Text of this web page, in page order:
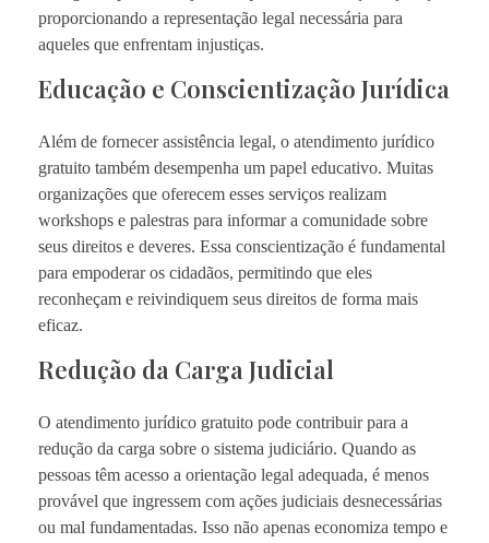
proporcionando a representação legal necessária para
aqueles que enfrentam injustiças.
Educação e Conscientização Jurídica
Além de fornecer assistência legal, o atendimento jurídico
gratuito também desempenha um papel educativo. Muitas
organizações que oferecem esses serviços realizam
workshops e palestras para informar a comunidade sobre
seus direitos e deveres. Essa conscientização é fundamental
para empoderar os cidadãos, permitindo que eles
reconheçam e reivindiquem seus direitos de forma mais
eficaz.
Redução da Carga Judicial
O atendimento jurídico gratuito pode contribuir para a
redução da carga sobre o sistema judiciário. Quando as
pessoas têm acesso a orientação legal adequada, é menos
provável que ingressem com ações judiciais desnecessárias
ou mal fundamentadas. Isso não apenas economiza tempo e